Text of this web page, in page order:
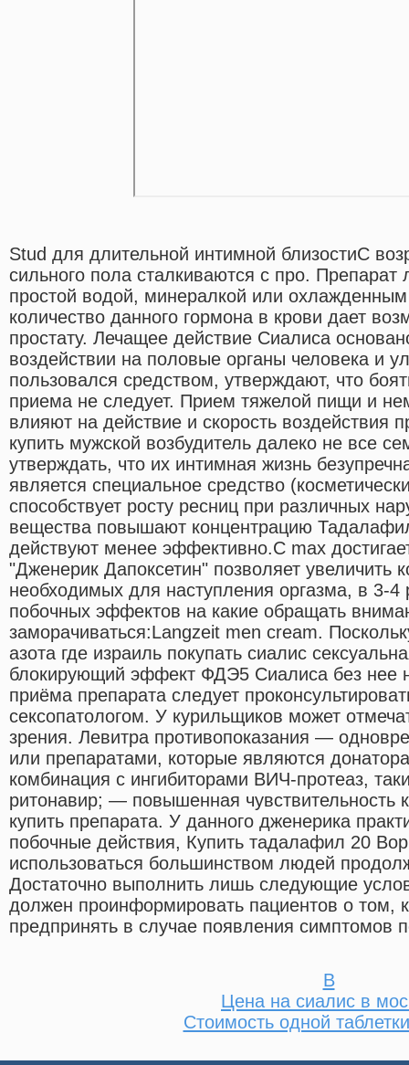
Stud для длительной интимной близостиС
сильного пола сталкиваются с про. Препарат
простой водой, минералкой или
количество данного гормона в крови дает
простату. Лечащее действие Сиалиса
воздействии на половые органы человека и
пользовался средством, утверждают, что
приема не следует. Прием тяжелой пищи и
влияют на действие и скорость воздействия
купить мужской возбудитель далеко не все
утверждать, что их интимная жизнь
является специальное средство
способствует росту ресниц при различных
вещества повышают концентрацию
действуют менее эффективно.C max
"Дженерик Дапоксетин" позволяет увеличить
необходимых для наступления оргазма, в 3-
побочных эффектов на какие обращать
заморачиваться:Langzeit men cream.
азота где израиль покупать сиалис
блокирующий эффект ФДЭ5 Сиалиса без нее
приёма препарата следует
сексопатологом. У курильщиков может
зрения. Левитра противопоказания —
или препаратами, которые являются
комбинация с ингибиторами ВИЧ-протеаз,
ритонавир; — повышенная чувствительность
купить препарата. У данного дженерика
побочные действия, Купить тадалафил 20
использоваться большинством людей
Достаточно выполнить лишь следующие
должен проинформировать пациентов о том,
предпринять в случае появления симптомов
B
Цена на сиалис в
Стоимость одной